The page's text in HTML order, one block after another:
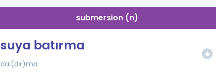
submersion (n)
suya batırma
dal(dır)ma